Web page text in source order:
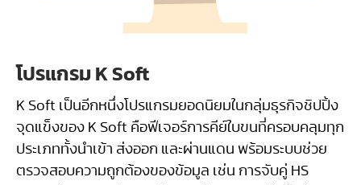
โปรแกรม K Soft
K Soft เป็นอีกหนึ่งโปรแกรมยอดนิยมในกลุ่มธุรกิจชิปปิ้ง
จุดแข็งของ K Soft คือฟีเจอร์การคีย์ใบขนที่ครอบคลุมทุก
ประเภททั้งนำเข้า ส่งออก และผ่านแดน พร้อมระบบช่วย
ตรวจสอบความถูกต้องของข้อมูล เช่น การจับคู่ HS